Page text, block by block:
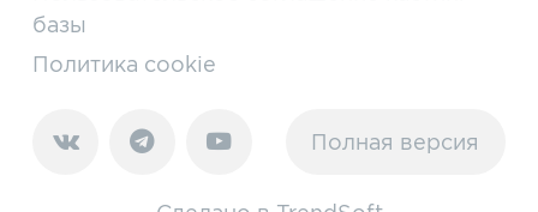
базы
Политика cookie
Полная версия